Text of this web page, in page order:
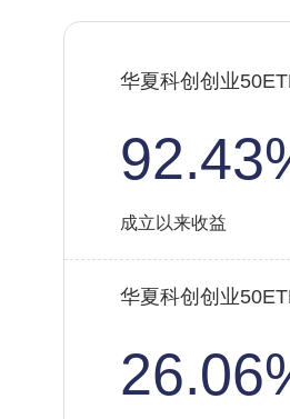
华夏科创创业
成立以来收益
华夏科创创业